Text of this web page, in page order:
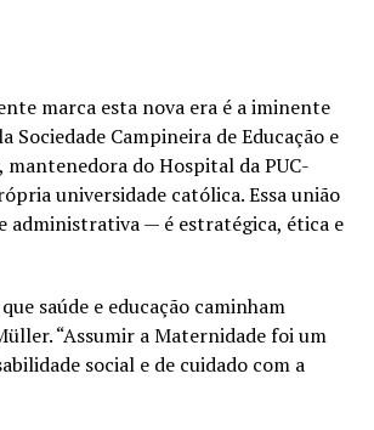
marca esta nova era é a iminente
Sociedade Campineira de Educação e
mantenedora do Hospital da PUC-
universidade católica. Essa união
administrativa — é estratégica, ética e
saúde e educação caminham
“Assumir a Maternidade foi um
social e de cuidado com a